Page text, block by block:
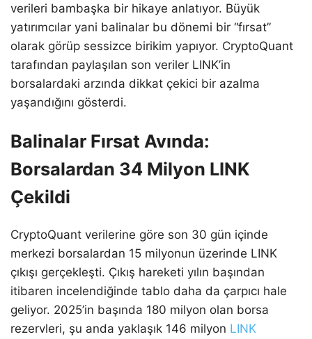
verileri bambaşka bir hikaye anlatıyor. Büyük
yatırımcılar yani balinalar bu dönemi bir “fırsat”
olarak görüp sessizce birikim yapıyor. CryptoQuant
tarafından paylaşılan son veriler LINK’in
borsalardaki arzında dikkat çekici bir azalma
yaşandığını gösterdi.
Balinalar Fırsat Avında:
Borsalardan 34 Milyon LINK
Çekildi
CryptoQuant verilerine göre son 30 gün içinde
merkezi borsalardan 15 milyonun üzerinde LINK
çıkışı gerçekleşti. Çıkış hareketi yılın başından
itibaren incelendiğinde tablo daha da çarpıcı hale
geliyor. 2025’in başında 180 milyon olan borsa
rezervleri, şu anda yaklaşık 146 milyon LINK